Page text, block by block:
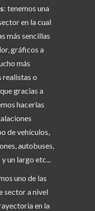
: tenemos una
en la cual
más sencillas
gráficos a
más
realistas o
gracias a
hacerlas
de vehículos,
autobuses,
un largo etc...
uno de las
sector a nivel
en la